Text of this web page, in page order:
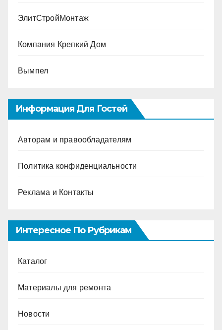
ЭлитСтройМонтаж
Компания Крепкий Дом
Вымпел
Информация Для Гостей
Авторам и правообладателям
Политика конфиденциальности
Реклама и Контакты
Интересное По Рубрикам
Каталог
Материалы для ремонта
Новости